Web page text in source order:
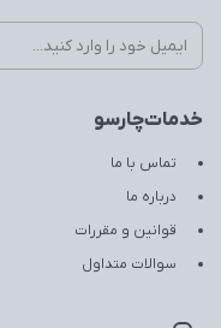
خدمات‌چارسو
تماس با ما
درباره ما
قوانین و مقررات
سوالات متداول